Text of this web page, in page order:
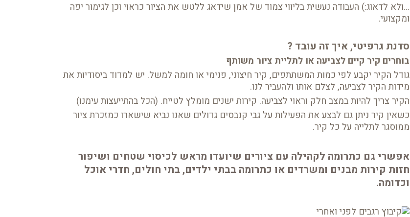
...ולא לדאוג:) העבודה נעשית בליווי צמוד של אמן שידאג ללטש את הציור כראוי וכן לגימור יפה
ומקצועי.
סדנת גרפיטי, איך זה עובד ?
בוחרים קיר קיים לצביעה או לתליית ציור משותף
גודל הקיר יקבע לפי כמות המשתתפים, קיר חיצוני, פנימי או חומה למשל. יש למדוד ביסודיות את
מידות הקיר לצביעה, לצלם אותו ולהעביר לנו.
הקיר צריך להיות במצב חלק וראוי לצביעה. קירות ישנים מומלץ לטייח. (הכל בהתייעצות עימנו)
כשאין קיר ניתן גם לבצע את הפעילות על גבי קנבסים גדולים שאנו נביא שישארו כמזכרת ציור
ממוסגר לתלייה על כל קיר.
אפשרי גם כתרומה לקהילה עם ציורים שיועדו מראש לכיסוי שטחים ושיפור
חזות קירות מבנים ומשרדים או כתרומה בבתי ילדים, בתי חולים, חדרי אוכל
וכדומה.